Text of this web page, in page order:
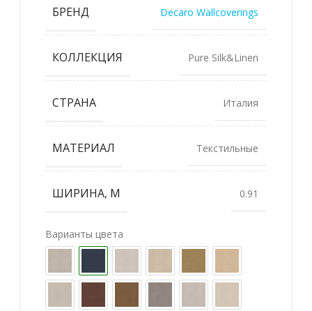
БРЕНД Decaro Wallcoverings
КОЛЛЕКЦИЯ Pure Silk&Linen
СТРАНА Италия
МАТЕРИАЛ Текстильные
ШИРИНА, М 0.91
Варианты цвета